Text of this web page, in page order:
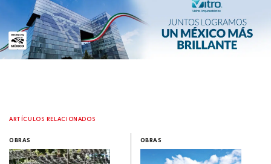
ARTÍCULOS RELACIONADOS
OBRAS OBRAS